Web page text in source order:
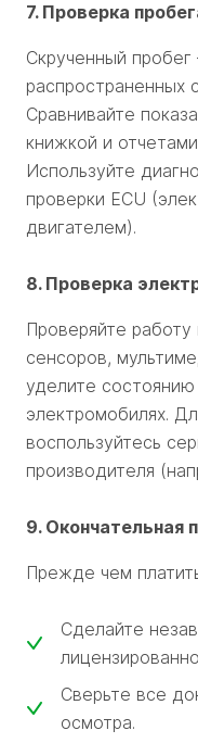
7. Проверка
Скрученный
распространенных
Сравнивайте
книжкой и
Используйте
проверки ECU
двигателем).
8. Проверка
Проверяйте
сенсоров,
уделите
электромобилях.
воспользуйтесь
производителя
9. Окончательная
Прежде чем
Сделайте
Сверьте все
осмотра.